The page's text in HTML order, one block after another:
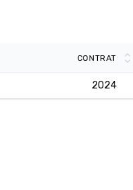
CONTRAT
2024